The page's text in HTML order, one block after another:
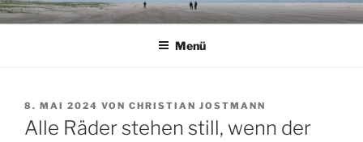
Zum
Inhalt
Menü
VERÖFFENTLICHT
AM
8. MAI 2024 VON CHRISTIAN JOSTMANN
Alle Räder stehen still, wenn der